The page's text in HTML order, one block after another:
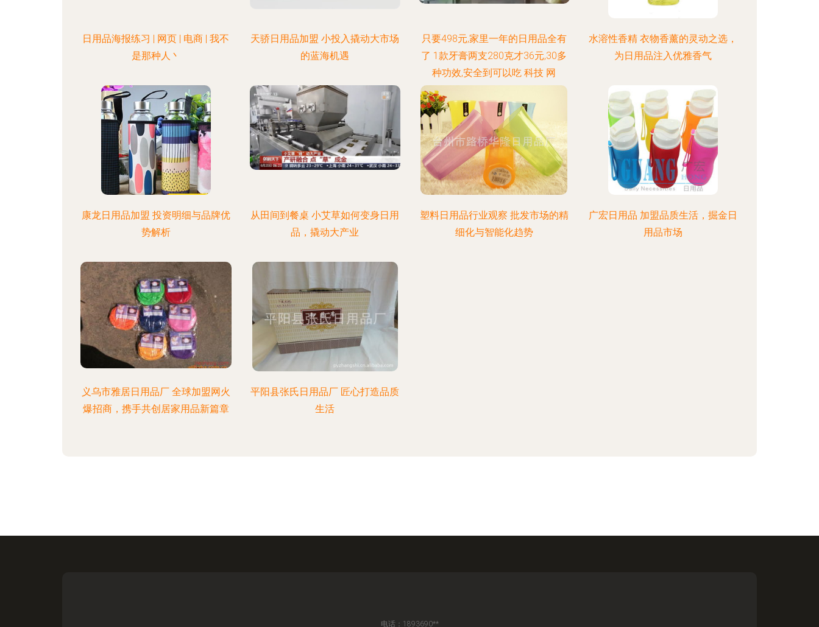
日用品海报练习 | 网页 | 电商 | 我不
是那种人丶
天骄日用品加盟 小投入撬动大市场
的蓝海机遇
只要498元,家里一年的日用品全有
了 1款牙膏两支280克才36元,30多
种功效,安全到可以吃 科技 网
水溶性香精 衣物香薰的灵动之选，
为日用品注入优雅香气
康龙日用品加盟 投资明细与品牌优
势解析
从田间到餐桌 小艾草如何变身日用
品，撬动大产业
塑料日用品行业观察 批发市场的精
细化与智能化趋势
广宏日用品 加盟品质生活，掘金日
用品市场
义乌市雅居日用品厂 全球加盟网火
爆招商，携手共创居家用品新篇章
平阳县张氏日用品厂 匠心打造品质
生活
电话：1893690**